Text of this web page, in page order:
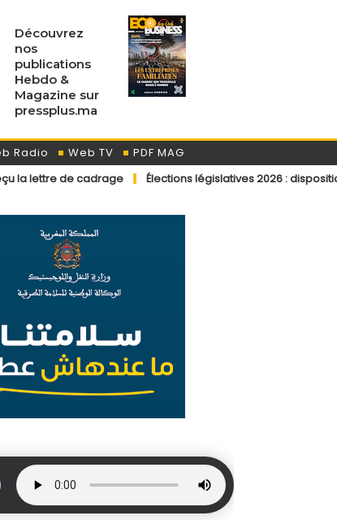
Découvrez
nos
publications
Hebdo &
Magazine sur
pressplus.ma
Radio Web TV
PDF MAG
Élections législatives 2026 : dispositions éditoriales